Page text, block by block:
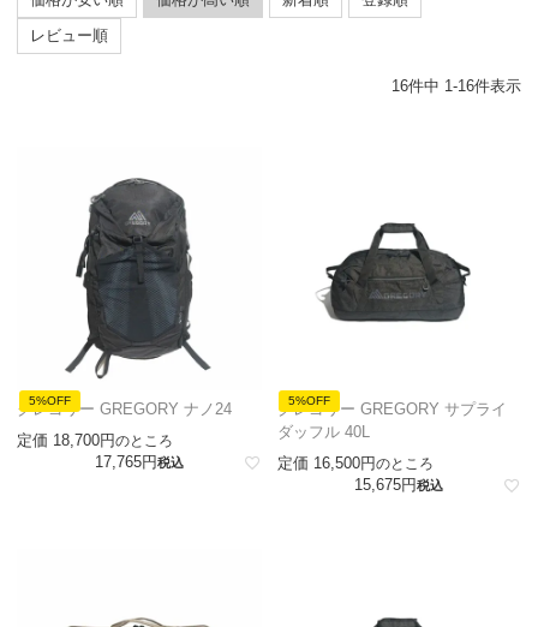
レビュー順
16件中 1 -16件表示
5%OFF
グレゴリー GREGORY ナノ24
定価 18,700 のところ
17,765 税込
5%OFF
グレゴリー GREGORY サプライ
ダッフル 40L
定価 16,500 のところ
15,675 税込